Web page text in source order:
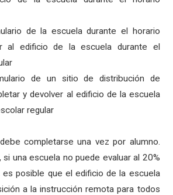
de la escuela durante el horario
al edificio de la escuela durante el
de un sitio de distribución de
y devolver al edificio de la escuela
regular
completarse una vez por alumno.
una escuela no puede evaluar al 20%
posible que el edificio de la escuela
a la instrucción remota para todos